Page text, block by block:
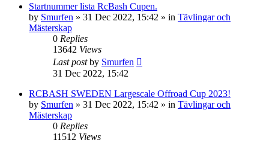
Startnummer lista RcBash Cupen.
by Smurfen » 31 Dec 2022, 15:42 » in Tävlingar och
Mästerskap
0 Replies
13642 Views
Last postby Smurfen
31 Dec 2022, 15:42
RCBASH SWEDEN Largescale Offroad Cup 2023!
by Smurfen » 31 Dec 2022, 15:42 » in Tävlingar och
Mästerskap
0 Replies
11512 Views